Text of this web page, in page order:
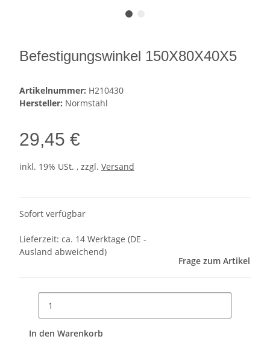
Befestigungswinkel 150X80X40X5
Artikelnummer: H210430
Hersteller: Normstahl
29,45 €
inkl. 19% USt. , zzgl. Versand
Sofort verfügbar
Lieferzeit: ca. 14 Werktage (DE -
Ausland abweichend)
Frage zum Artikel
In den Warenkorb